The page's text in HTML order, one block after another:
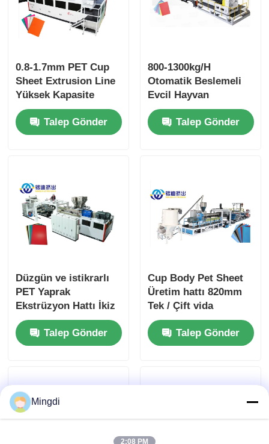
0.8-1.7mm PET Cup
Sheet Extrusion Line
Yüksek Kapasite
Düşük Güç Tüketimi
Talep Gönder
800-1300kg/H
Otomatik Beslemeli
Evcil Hayvan
Ekstrüzyon Levha
Hattı Bardak Levhası
İçin
Talep Gönder
Düzgün ve istikrarlı
PET Yaprak
Ekstrüzyon Hattı İkiz
vida Maksimum
Genişliği 1550mm
Talep Gönder
Cup Body Pet Sheet
Üretim hattı 820mm
Tek / Çift vida
Talep Gönder
Mingdi
2:08 PM